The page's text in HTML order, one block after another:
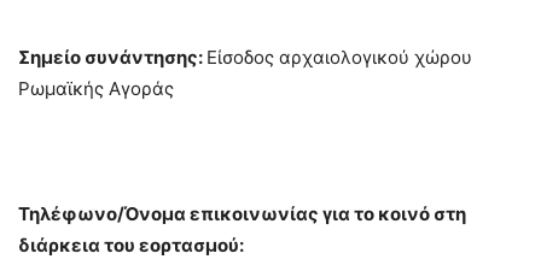
Σημείο συνάντησης: Είσοδος αρχαιολογικού χώρου
Ρωμαϊκής Αγοράς
Τηλέφωνο/Όνομα επικοινωνίας για το κοινό στη
διάρκεια του εορτασμού: